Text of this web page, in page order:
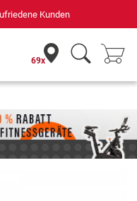
2016-2024)
69x